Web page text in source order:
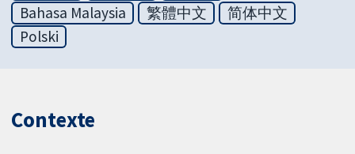
Bahasa Malaysia
繁體中文
简体中文
Polski
Contexte